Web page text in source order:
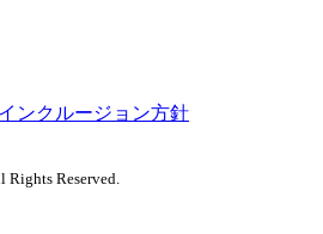
ンクルージョン方針
Rights Reserved.